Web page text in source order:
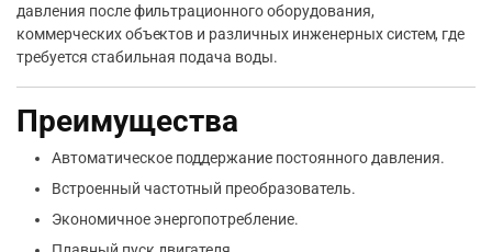
давления после фильтрационного оборудования,
коммерческих объектов и различных инженерных систем, где
требуется стабильная подача воды.
Преимущества
Автоматическое поддержание постоянного давления.
Встроенный частотный преобразователь.
Экономичное энергопотребление.